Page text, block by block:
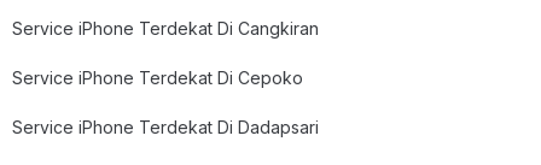
Service iPhone Terdekat Di Cangkiran
Service iPhone Terdekat Di Cepoko
Service iPhone Terdekat Di Dadapsari